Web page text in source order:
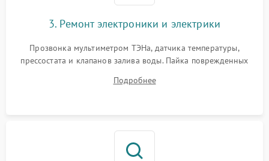
3. Ремонт электроники и электрики
Прозвонка мультиметром ТЭНа, датчика температуры,
прессостата и клапанов залива воды. Пайка поврежденных
Восстановление целостности проводки и контактов.
Подробнее